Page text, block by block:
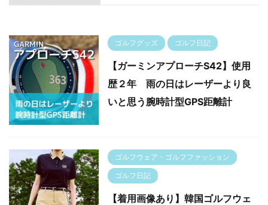
ゴルフグッズ ゴルフ日記
【ガーミンアプローチS42】使用
歴２年 雨の日はレーザーより良
いと思う腕時計型GPS距離計
ゴルフウェア・ゴルフファッション
ゴルフ日記
【着用画像あり】韓国ゴルフウェ